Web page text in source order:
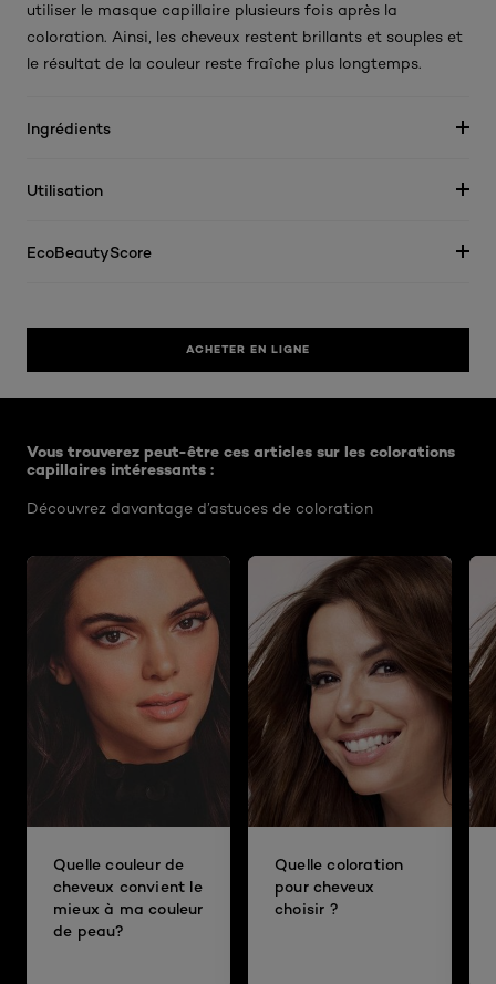
utiliser le masque capillaire plusieurs fois après la
coloration. Ainsi, les cheveux restent brillants et souples et
le résultat de la couleur reste fraîche plus longtemps.
Ingrédients
Utilisation
EcoBeautyScore
ACHETER EN LIGNE
Vous trouverez peut-être ces articles sur les colorations
capillaires intéressants :
Découvrez davantage d’astuces de coloration
Quelle couleur de
cheveux convient le
mieux à ma couleur
de peau?
Quelle coloration
pour cheveux
choisir ?